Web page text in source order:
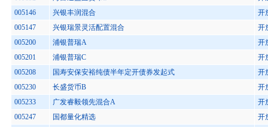
005146
兴银丰润混合
开
005147
兴银瑞景灵活配置混合
开
005200
浦银普瑞A
开
005201
浦银普瑞C
开
005208
国寿安保安裕纯债半年定开债券发起式
开
005230
长盛货币B
开
005233
广发睿毅领先混合A
开
005247
国都量化精选
开